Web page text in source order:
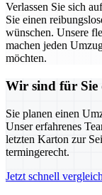
Verlassen Sie sich
Sie einen
wünschen. Unsere
machen jeden
möchten.
Wir sind für Sie
Sie planen einen
Unser erfahrenes
letzten Karton zur
termingerecht.
Jetzt schnell